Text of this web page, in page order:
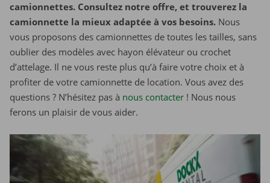
camionnettes. Consultez notre offre, et trouverez la
camionnette la mieux adaptée à vos besoins. Nous
vous proposons des camionnettes de toutes les tailles, sans
oublier des modèles avec hayon élévateur ou crochet
d’attelage. Il ne vous reste plus qu’à faire votre choix et à
profiter de votre camionnette de location. Vous avez des
questions ? N’hésitez pas à nous contacter ! Nous nous
ferons un plaisir de vous aider.